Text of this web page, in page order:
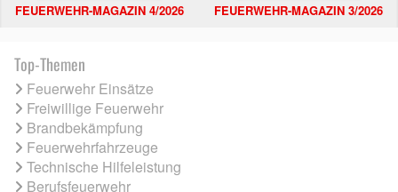
FEUERWEHR-MAGAZIN 4/2026 FEUERWEHR-MAGAZIN 3/2026
Top-Themen
Feuerwehr Einsätze
Freiwillige Feuerwehr
Brandbekämpfung
Feuerwehrfahrzeuge
Technische Hilfeleistung
Berufsfeuerwehr